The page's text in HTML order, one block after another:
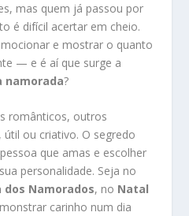
mas quem já passou por
é difícil acertar em cheio.
e mostrar o quanto
— e é aí que surge a
namorada?
românticos, outros
ou criativo. O segredo
que amas e escolher
personalidade. Seja no
dos Namorados, no Natal
carinho num dia